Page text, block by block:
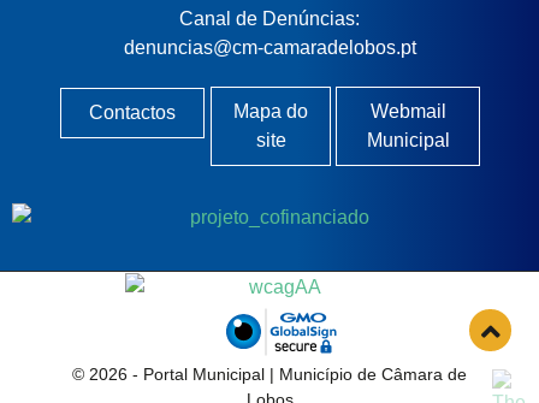
Canal de Denúncias:
denuncias@cm-camaradelobos.pt
Contactos
Mapa do
site
Webmail
Municipal
© 2026 - Portal Municipal | Município de Câmara de
Lobos